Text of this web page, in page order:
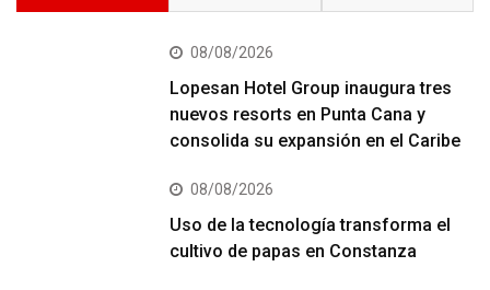
08/08/2026
Lopesan Hotel Group inaugura tres
nuevos resorts en Punta Cana y
consolida su expansión en el Caribe
08/08/2026
Uso de la tecnología transforma el
cultivo de papas en Constanza